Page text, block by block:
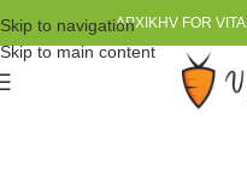
Skip to navigation
Skip to main content
ΑΡΧΙΚΉV FOR VITA